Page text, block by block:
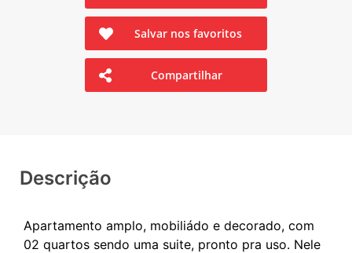
Salvar nos favoritos
Compartilhar
Descrição
Apartamento amplo, mobiliádo e decorado, com
02 quartos sendo uma suite, pronto pra uso. Nele